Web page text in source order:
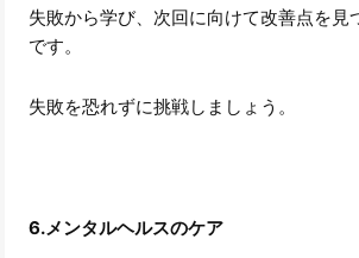
失敗から学び、次回に向けて改善点を見
です。
失敗を恐れずに挑戦しましょう。
6.メンタルヘルスのケア